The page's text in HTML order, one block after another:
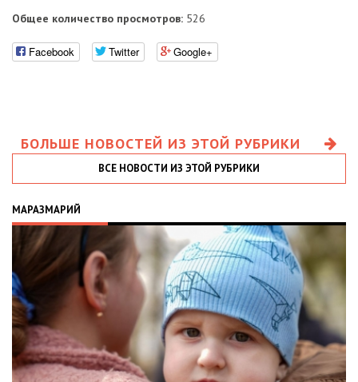
Общее количество просмотров: 526
Facebook Twitter Google+
БОЛЬШЕ НОВОСТЕЙ ИЗ ЭТОЙ РУБРИКИ
ВСЕ НОВОСТИ ИЗ ЭТОЙ РУБРИКИ
МАРАЗМАРИЙ